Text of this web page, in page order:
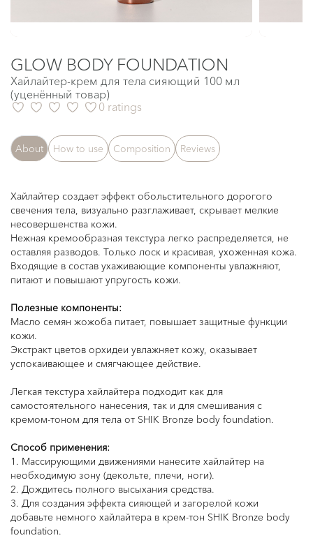
GLOW BODY FOUNDATION
Хайлайтер-крем для тела сияющий 100 мл
(уценённый товар)
0 ratings
About How to use Composition Reviews
Хайлайтер создает эффект обольстительного дорогого
свечения тела, визуально разглаживает, скрывает мелкие
несовершенства кожи.
Нежная кремообразная текстура легко распределяется, не
оставляя разводов. Только лоск и красивая, ухоженная кожа.
Входящие в состав ухаживающие компоненты увлажняют,
питают и повышают упругость кожи.
Полезные компоненты:
Масло семян жожоба питает, повышает защитные функции
кожи.
Экстракт цветов орхидеи увлажняет кожу, оказывает
успокаивающее и смягчающее действие.
Легкая текстура хайлайтера подходит как для
самостоятельного нанесения, так и для смешивания с
кремом-тоном для тела от SHIK Bronze body foundation.
Способ применения:
1. Массирующими движениями нанесите хайлайтер на
необходимую зону (декольте, плечи, ноги).
2. Дождитесь полного высыхания средства.
3. Для создания эффекта сияющей и загорелой кожи
добавьте немного хайлайтера в крем-тон SHIK Bronze body
foundation.